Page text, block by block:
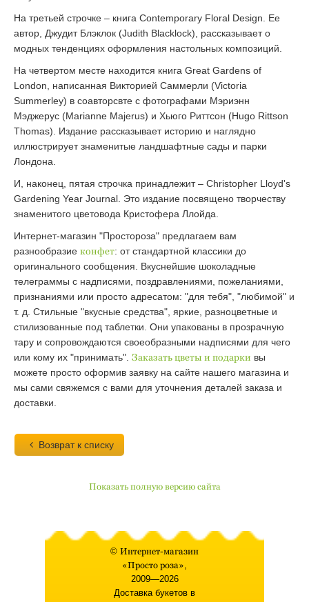
На третьей строчке – книга Contemporary Floral Design. Ее
автор, Джудит Блэклок (Judith Blacklock), рассказывает о
модных тенденциях оформления настольных композиций.
На четвертом месте находится книга Great Gardens of
London, написанная Викторией Саммерли (Victoria
Summerley) в соавторсвте с фотографами Мэриэнн
Мэджерус (Marianne Majerus) и Хьюго Риттсон (Hugo Rittson
Thomas). Издание рассказывает историю и наглядно
иллюстрирует знаменитые ландшафтные сады и парки
Лондона.
И, наконец, пятая строчка принадлежит – Christopher Lloyd's
Gardening Year Journal. Это издание посвящено творчеству
знаменитого цветовода Кристофера Ллойда.
Интернет-магазин "Простороза" предлагаем вам
разнообразие конфет: от стандартной классики до
оригинального сообщения. Вкуснейшие шоколадные
телеграммы с надписями, поздравлениями, пожеланиями,
признаниями или просто адресатом: "для тебя", "любимой" и
т. д. Стильные "вкусные средства", яркие, разноцветные и
стилизованные под таблетки. Они упакованы в прозрачную
тару и сопровождаются своеобразными надписями для чего
или кому их "принимать". Заказать цветы и подарки вы
можете просто оформив заявку на сайте нашего магазина и
мы сами свяжемся с вами для уточнения деталей заказа и
доставки.
Возврат к списку
Показать полную версию сайта
© Интернет-магазин
«Просто роза»,
2009—2026
Доставка букетов в